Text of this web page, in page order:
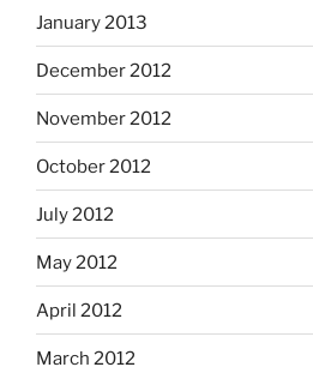
January 2013
December 2012
November 2012
October 2012
July 2012
May 2012
April 2012
March 2012